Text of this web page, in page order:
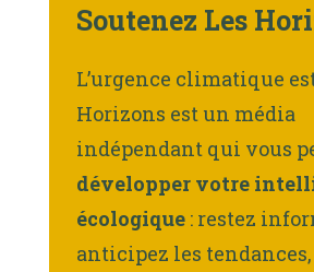
Soutenez Les
L’urgence climatique
Horizons est un média
indépendant qui vous
développer votre
écologique : restez
anticipez les